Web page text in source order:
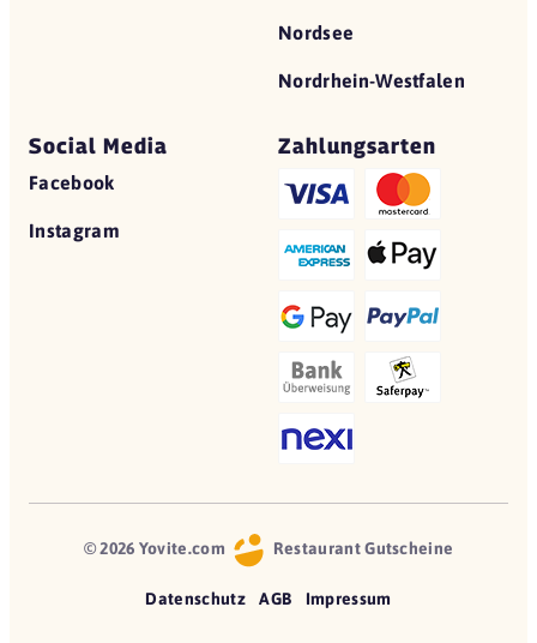
Nordsee
Nordrhein-Westfalen
Social Media
Facebook
Instagram
Zahlungsarten
© 2026 Yovite.com Restaurant Gutscheine
Datenschutz AGB Impressum